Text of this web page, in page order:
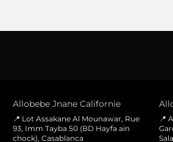
160 Dhs.120
Allobebe Jnane Californie
📍 Lot Assakane Al Mounawar, Rue
93, Imm Tayba 50 (BD Hayfa ain
chock), Casablanca
📍